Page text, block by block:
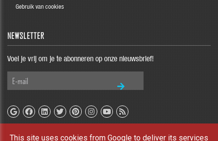
Gebruik van cookies
NEWSLETTER
Voel je vrij om je te abonneren op onze nieuwsbrief!
This site uses cookies from Google to deliver its services